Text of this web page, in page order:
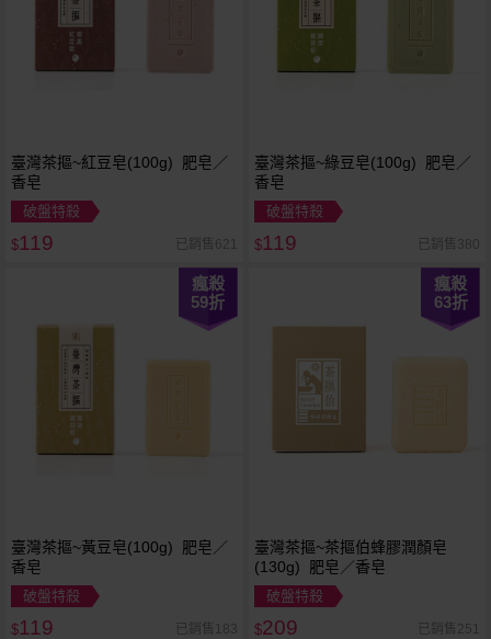
臺灣茶摳~紅豆皂(100g) 肥皂／
香皂
破盤特殺
$119 已銷售621
臺灣茶摳~綠豆皂(100g) 肥皂／
香皂
破盤特殺
$119 已銷售380
瘋殺
59折
臺灣茶摳~黃豆皂(100g) 肥皂／
香皂
破盤特殺
$119 已銷售183
瘋殺
63折
臺灣茶摳~茶摳伯蜂膠潤顏皂
(130g) 肥皂／香皂
破盤特殺
$209 已銷售251